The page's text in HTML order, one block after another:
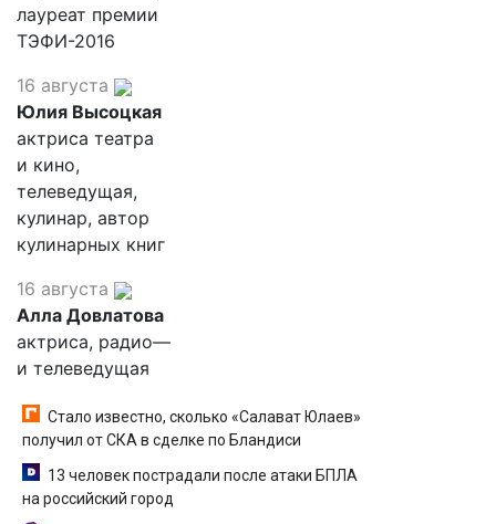
лауреат премии
ТЭФИ-2016
16 августа
Юлия Высоцкая
актриса театра
и кино,
телеведущая,
кулинар, автор
кулинарных книг
16 августа
Алла Довлатова
актриса, радио—
и телеведущая
Стало известно, сколько «Салават Юлаев»
получил от СКА в сделке по Бландиси
13 человек пострадали после атаки БПЛА
на российский город